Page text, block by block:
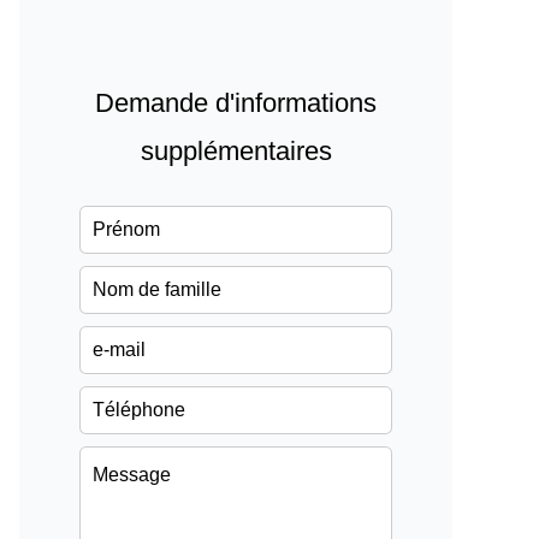
Demande d'informations
supplémentaires